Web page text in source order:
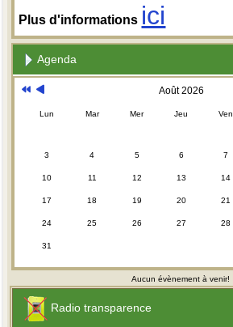
Plus d'informations ici
Agenda
Août 2026
Lun Mar Mer Jeu Ven
3 4 5 6 7
10 11 12 13 14
17 18 19 20 21
24 25 26 27 28
31
Aucun évènement à venir!
Radio transparence